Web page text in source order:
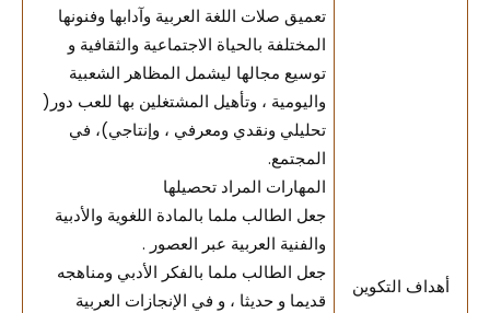
أهداف التكوين
تعميق صلات اللغة العربية وآدابها وفنونها
المختلفة بالحياة الاجتماعية والثقافية و
توسيع مجالها ليشمل المظاهر الشعبية
واليومية ، وتأهيل المشتغلين بها للعب دور(
تحليلي ونقدي ومعرفي ، وإنتاجي)، في
المجتمع.
المهارات المراد تحصيلها
جعل الطالب ملما بالمادة اللغوية والأدبية
والفنية العربية عبر العصور .
جعل الطالب ملما بالفكر الأدبي ومناهجه
قديما و حديثا ، و في الإنجازات العربية